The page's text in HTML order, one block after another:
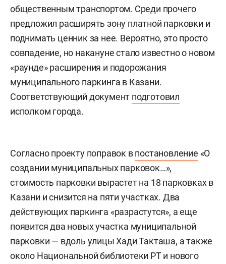
общественным транспортом. Среди прочего
предложил расширять зону платной парковки и
поднимать ценник за нее. Вероятно, это просто
совпадение, но накануне стало известно о новом
«раунде» расширения и подорожания
муниципального паркинга в Казани.
Соответствующий документ подготовил
исполком города.
Согласно проекту поправок впостановление «О
создании муниципальных парковок…»,
стоимость парковки вырастет на 18 парковках в
Казани и снизится на пяти участках. Два
действующих паркинга «разрастутся», а еще
появится два новых участка муниципальной
парковки — вдоль улицы Хади Такташа, а также
около Национальной библиотеки РТ и нового